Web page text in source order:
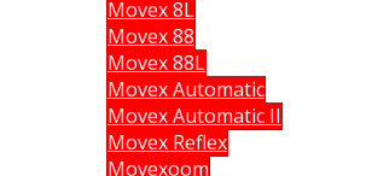
Movex 8L
Movex 88
Movex 88L
Movex Automatic
Movex Automatic II
Movex Reflex
Movexoom